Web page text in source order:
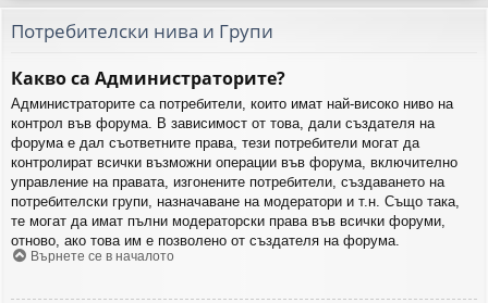
Потребителски нива и Групи
Какво са Администраторите?
Администраторите са потребители, които имат най-високо ниво на
контрол във форума. В зависимост от това, дали създателя на
форума е дал съответните права, тези потребители могат да
контролират всички възможни операции във форума, включително
управление на правата, изгонените потребители, създаването на
потребителски групи, назначаване на модератори и т.н. Също така,
те могат да имат пълни модераторски права във всички форуми,
отново, ако това им е позволено от създателя на форума.
Върнете се в началото